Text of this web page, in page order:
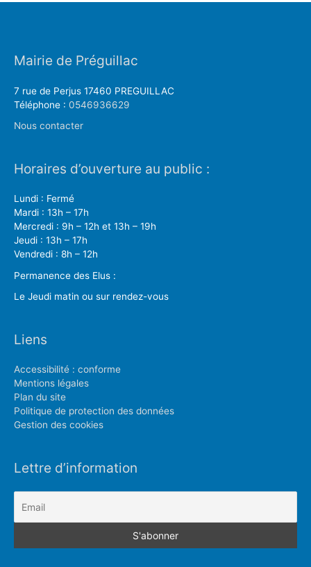
Mairie de Préguillac
7 rue de Perjus 17460 PREGUILLAC
Téléphone : 0546936629
Nous contacter
Horaires d’ouverture au public :
Lundi : Fermé
Mardi : 13h – 17h
Mercredi : 9h – 12h et 13h – 19h
Jeudi : 13h – 17h
Vendredi : 8h – 12h
Permanence des Elus :
Le Jeudi matin ou sur rendez-vous
Liens
Accessibilité : conforme
Mentions légales
Plan du site
Politique de protection des données
Gestion des cookies
Lettre d’information